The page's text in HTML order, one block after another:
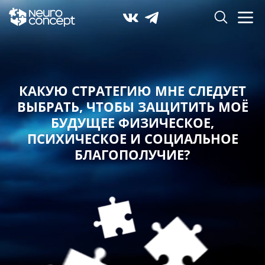
КАКУЮ СТРАТЕГИЮ МНЕ СЛЕДУЕТ
ВЫБРАТЬ,ЧТОБЫ ЗАЩИТИТЬ МОЁ
БУДУЩЕЕ ФИЗИЧЕСКОЕ,
ПСИХИЧЕСКОЕ И СОЦИАЛЬНОЕ
БЛАГОПОЛУЧИЕ?